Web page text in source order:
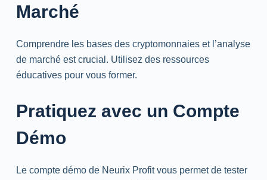
Marché
Comprendre les bases des cryptomonnaies et l’analyse
de marché est crucial. Utilisez des ressources
éducatives pour vous former.
Pratiquez avec un Compte
Démo
Le compte démo de Neurix Profit vous permet de tester